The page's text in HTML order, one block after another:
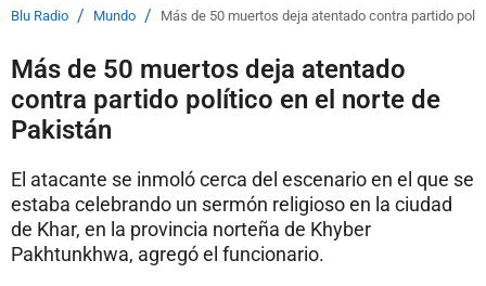
Blu Radio / Mundo / Más de 50 muertos deja atentado contra partido
Más de 50 muertos deja atentado
contra partido político en el norte de
Pakistán
El atacante se inmoló cerca del escenario en el que se
estaba celebrando un sermón religioso en la ciudad
de Khar, en la provincia norteña de Khyber
Pakhtunkhwa, agregó el funcionario.